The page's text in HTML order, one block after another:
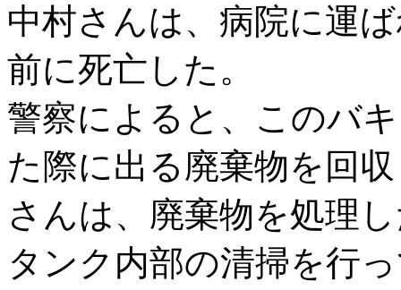
中村さんは、病院に運
前に死亡した。
警察によると、このバ
た際に出る廃棄物を回
さんは、廃棄物を処理
タンク内部の清掃を行